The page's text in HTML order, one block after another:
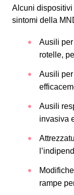
Alcuni
sintomi della
Ausili
rotelle,
Ausili
Ausili
invasiva
rampe